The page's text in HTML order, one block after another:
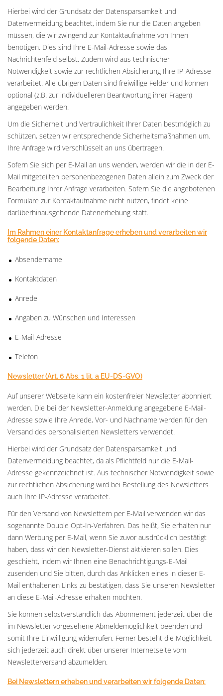
Hierbei wird der Grundsatz der Datensparsamkeit und
Datenvermeidung beachtet, indem Sie nur die Daten angeben
müssen, die wir zwingend zur Kontaktaufnahme von Ihnen
benötigen. Dies sind Ihre E-Mail-Adresse sowie das
Nachrichtenfeld selbst. Zudem wird aus technischer
Notwendigkeit sowie zur rechtlichen Absicherung Ihre IP-Adresse
verarbeitet. Alle übrigen Daten sind freiwillige Felder und können
optional (z.B. zur individuelleren Beantwortung ihrer Fragen)
angegeben werden.
Um die Sicherheit und Vertraulichkeit Ihrer Daten bestmöglich zu
schützen, setzen wir entsprechende Sicherheitsmaßnahmen um.
Ihre Anfrage wird verschlüsselt an uns übertragen.
Sofern Sie sich per E-Mail an uns wenden, werden wir die in der E-
Mail mitgeteilten personenbezogenen Daten allein zum Zweck der
Bearbeitung Ihrer Anfrage verarbeiten. Sofern Sie die angebotenen
Formulare zur Kontaktaufnahme nicht nutzen, findet keine
darüberhinausgehende Datenerhebung statt.
Im Rahmen einer Kontaktanfrage erheben und verarbeiten wir
folgende Daten:
Absendername
Kontaktdaten
Anrede
Angaben zu Wünschen und Interessen
E-Mail-Adresse
Telefon
Newsletter (Art. 6 Abs. 1 lit. a EU-DS-GVO)
Auf unserer Webseite kann ein kostenfreier Newsletter abonniert
werden. Die bei der Newsletter-Anmeldung angegebene E-Mail-
Adresse sowie Ihre Anrede, Vor- und Nachname werden für den
Versand des personalisierten Newsletters verwendet.
Hierbei wird der Grundsatz der Datensparsamkeit und
Datenvermeidung beachtet, da als Pflichtfeld nur die E-Mail-
Adresse gekennzeichnet ist. Aus technischer Notwendigkeit sowie
zur rechtlichen Absicherung wird bei Bestellung des Newsletters
auch Ihre IP-Adresse verarbeitet.
Für den Versand von Newslettern per E-Mail verwenden wir das
sogenannte Double Opt-In-Verfahren. Das heißt, Sie erhalten nur
dann Werbung per E-Mail, wenn Sie zuvor ausdrücklich bestätigt
haben, dass wir den Newsletter-Dienst aktivieren sollen. Dies
geschieht, indem wir Ihnen eine Benachrichtigungs-E-Mail
zusenden und Sie bitten, durch das Anklicken eines in dieser E-
Mail enthaltenen Links zu bestätigen, dass Sie unseren Newsletter
an diese E-Mail-Adresse erhalten möchten.
Sie können selbstverständlich das Abonnement jederzeit über die
im Newsletter vorgesehene Abmeldemöglichkeit beenden und
somit Ihre Einwilligung widerrufen. Ferner besteht die Möglichkeit,
sich jederzeit auch direkt über unserer Internetseite vom
Newsletterversand abzumelden.
Bei Newslettern erheben und verarbeiten wir folgende Daten: